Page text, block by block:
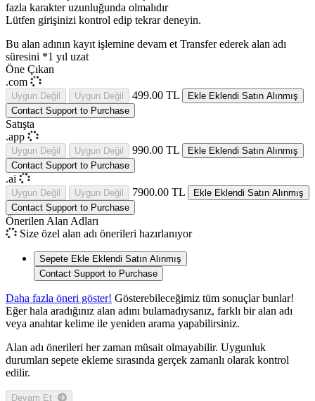
fazla karakter uzunluğunda olmalıdır
Lütfen girişinizi kontrol edip tekrar deneyin.
Bu alan adının kayıt işlemine devam et Transfer ederek alan adı
süresini *1 yıl uzat
Öne Çıkan
.com
Uygun Değil Uygun Değil 499.00 TL Ekle Eklendi Satın Alınmış
Contact Support to Purchase
Satışta
.app
Uygun Değil Uygun Değil 990.00 TL Ekle Eklendi Satın Alınmış
Contact Support to Purchase
.ai
Uygun Değil Uygun Değil 7900.00 TL Ekle Eklendi Satın Alınmış
Contact Support to Purchase
Önerilen Alan Adları
Size özel alan adı önerileri hazırlanıyor
Sepete Ekle Eklendi Satın Alınmış
Contact Support to Purchase
Daha fazla öneri göster! Gösterebileceğimiz tüm sonuçlar bunlar!
Eğer hala aradığınız alan adını bulamadıysanız, farklı bir alan adı
veya anahtar kelime ile yeniden arama yapabilirsiniz.
Alan adı önerileri her zaman müsait olmayabilir. Uygunluk
durumları sepete ekleme sırasında gerçek zamanlı olarak kontrol
edilir.